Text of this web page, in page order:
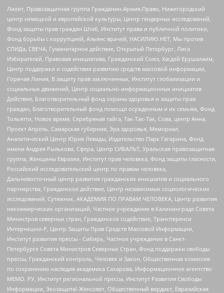
Лилит, Правозащитная группа Гражданин.Армия.Право, Нижегородский
центр немецкой и европейской культуры, Центр гендерных исследований,
Фонд защиты прав граждан Штаб, Институт права и публичной политики,
Фонд борьбы с коррупцией, Альянс врачей, НАСИЛИЮ.НЕТ, Мы против
СПИДа, СВЕЧА, Гуманитарное действие, Открытый Петербург, Лига
Избирателей, Правовая инициатива, Гражданский Союз, Хасдей Ерушалаим,
Центр поддержки и содействия развитию средств массовой информации,
Горячая Линия, В защиту прав заключенных, Институт глобализации и
социальных движений, Центр социально-информационных инициатив
Действие, Благотворительный фонд охраны здоровья и защиты прав
граждан, Благотворительный фонд помощи осужденным и их семьям, Фонд
Тольятти, Новое время, Серебряная тайга, Так-Так-Так, Сова, центр Анна,
Проект Апрель, Самарская губерния, Эра здоровья, Мемориал,
Аналитический Центр Юрия Левады, Издательство Парк Гагарина, Фонд
имени Андрея Рылькова, Сфера, Центр СИБАЛЬТ, Уральская правозащитная
группа, Женщины Евразии, Институт прав человека, Фонд защиты гласности,
Российский исследовательский центр по правам человека,
Дальневосточный центр развития гражданских инициатив и социального
партнерства, Гражданское действие, Центр независимых социологических
исследований, Сутяжник, АКАДЕМИЯ ПО ПРАВАМ ЧЕЛОВЕКА, Центр развития
некоммерческих организаций, Частное учреждение в Калининграде Совета
Министров северных стран, Гражданское содействие, Трансперенси
Интернешнл-Р, Центр Защиты Прав Средств Массовой Информации,
Институт развития прессы - Сибирь, Частное учреждение в Санкт-
Петербурге Совета Министров Северных Стран, Фонд поддержки свободы
прессы, Гражданский контроль, Человек и Закон, Общественная комиссия
по сохранению наследия академика Сахарова, Информационное агентство
МЕМО. РУ, Институт региональной прессы, Институт Развития Свободы
Информации, Экозащита!-Женсовет, Общественный вердикт, Евразийская